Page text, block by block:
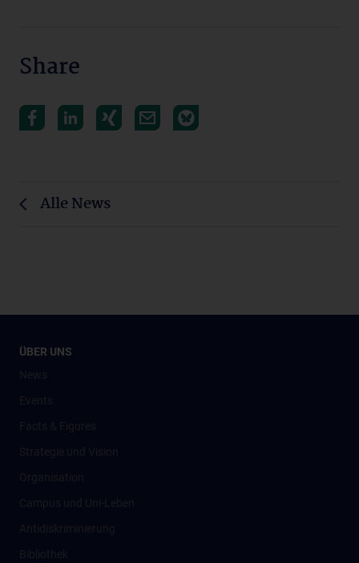
Share
Alle News
ÜBER UNS